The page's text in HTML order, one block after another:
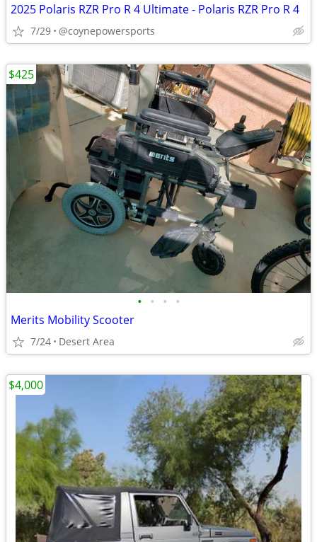
2025 Polaris RZR Pro R 4 Ultimate - Polaris RZR Pro R 4
7/29 @coynepowersports
• • • •
Merits Mobility Scooter
7/24 Desert Area
$425
$4,000